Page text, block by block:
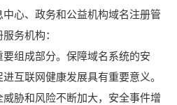
心、政务和公益机构域名注册管
务机构：
组成部分。保障域名系统的安
互联网健康发展具有重要意义。
胁和风险不断加大，安全事件增